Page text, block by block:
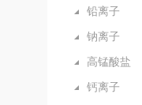
铅离子
钠离子
高锰酸盐
钙离子